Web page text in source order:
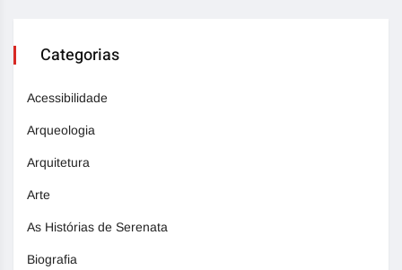
Categorias
Acessibilidade
Arqueologia
Arquitetura
Arte
As Histórias de Serenata
Biografia